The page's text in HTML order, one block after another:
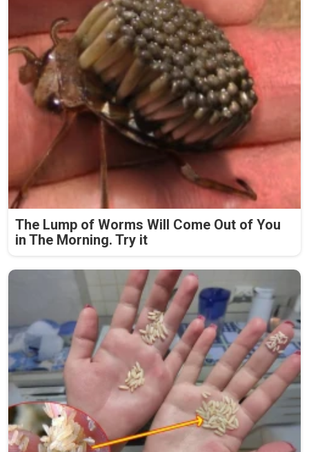
The Lump of Worms Will Come Out of You
in The Morning. Try it